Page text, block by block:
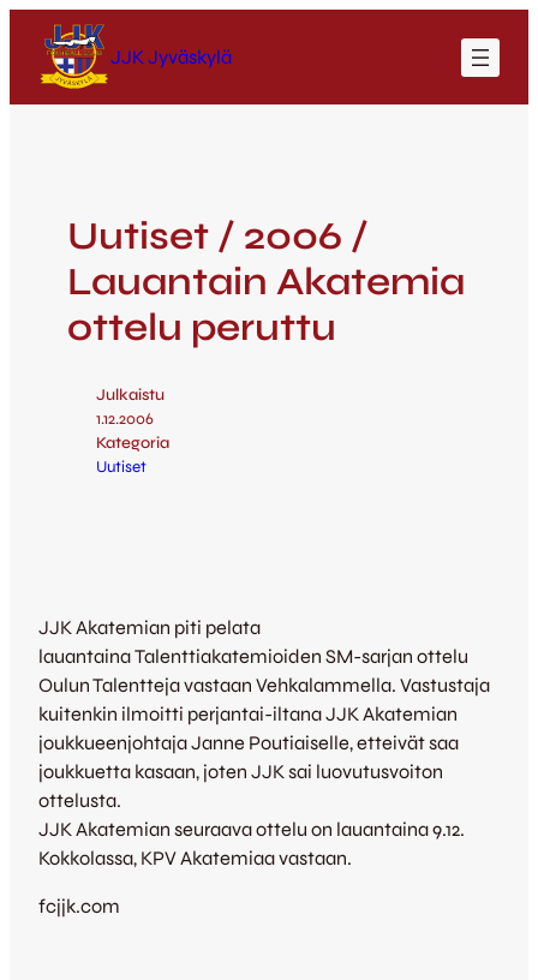
JJK Jyväskylä
Uutiset / 2006 /
Lauantain Akatemia
ottelu peruttu
Julkaistu
1.12.2006
Kategoria
Uutiset
JJK Akatemian piti pelata
lauantaina Talenttiakatemioiden SM-sarjan ottelu
Oulun Talentteja vastaan Vehkalammella. Vastustaja
kuitenkin ilmoitti perjantai-iltana JJK Akatemian
joukkueenjohtaja Janne Poutiaiselle, etteivät saa
joukkuetta kasaan, joten JJK sai luovutusvoiton
ottelusta.
JJK Akatemian seuraava ottelu on lauantaina 9.12.
Kokkolassa, KPV Akatemiaa vastaan.
fcjjk.com